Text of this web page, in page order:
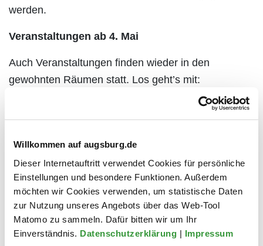
Willkommen auf augsburg.de
Dieser Internetauftritt verwendet Cookies für persönliche
Einstellungen und besondere Funktionen. Außerdem
möchten wir Cookies verwenden, um statistische Daten
zur Nutzung unseres Angebots über das Web-Tool
Matomo zu sammeln. Dafür bitten wir um Ihr
Einverständnis. Datenschutzerklärung | Impressum
werden.
Veranstaltungen ab 4. Mai
Auch Veranstaltungen finden wieder in den
gewohnten Räumen statt. Los geht’s mit:
am Montag, 4. Mai, 19 Uhr (ohne
Anmeldung)
Bilderbuchkinofür Vier- bis Siebenjährige (Mit
Anmeldung) am Mittwoch, 6. Mai, 15 Uhr.
Umzug Ende des Jahres
Ende dieses Jahres soll das Gebäude am